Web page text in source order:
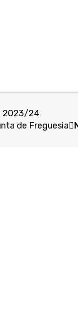
2023/24
de Freguesia